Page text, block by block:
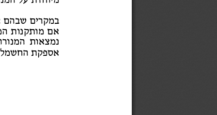
ם שבהם במקרי
תם מותקנוא
תנמצאו
תאספק